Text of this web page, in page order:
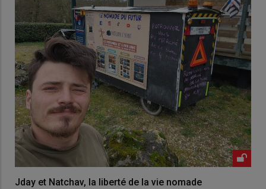
Jday et Natchav, la liberté de la vie nomade